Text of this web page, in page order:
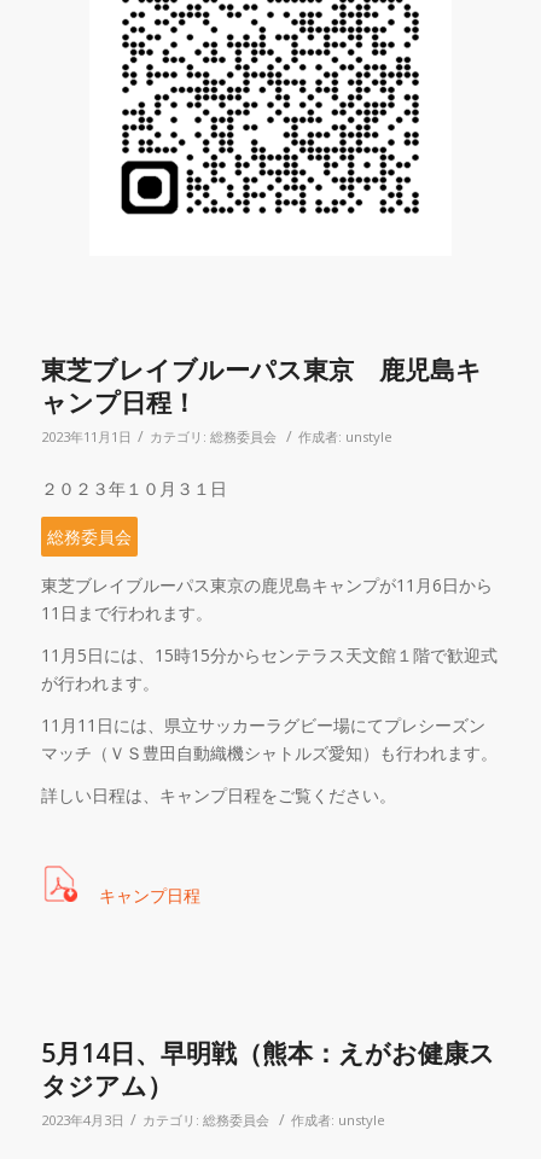
東芝ブレイブルーパス東京 鹿児島キ
ャンプ日程！
2023年11月1日 / カテゴリ: 総務委員会 / 作成者: unstyle
２０２３年１０月３１日
総務委員会
東芝ブレイブルーパス東京の鹿児島キャンプが11 月 6日から
11 日まで行われます。
11 月 5日には、 15時15分からセンテラス天文館１階で歓迎式
が行われます。
11 月 11 日には、県立サッカーラグビー場にてプレシーズン
マッチ（ＶＳ豊田自動織機シャトルズ愛知）も行われます。
詳しい日程は、キャンプ日程をご覧ください。
キャンプ日程
5月14日、早明戦（熊本：えがお健康ス
タジアム）
2023年4月3日 / カテゴリ: 総務委員会 / 作成者: unstyle